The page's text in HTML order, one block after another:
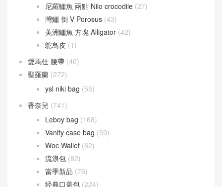
Cherche(24)
Victoria (8)
愛馬仕 拖鞋(121)
愛馬仕 皮革(415)
Barenia 馬鞍皮
Box calfskin
Chevre Mysore 山羊皮
Doblis Suede 麂皮
Evercolor 皮革(34)
Jonathan Leather(13)
Taurillion Novillo
Taurillon Clemence 皮
Togo leather(12)
尼羅鱷魚 兩點 Nilo crocodile